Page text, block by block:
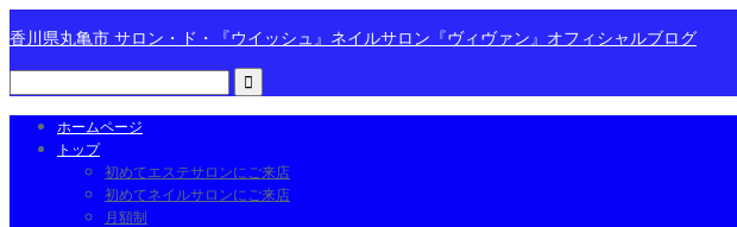
香川県丸亀市 サロン・ド・『ウイッシュ』ネイルサロン『ヴィヴァン』オフィシャルブログ
ホームページ
トップ
初めてエステサロンにご来店
初めてネイルサロンにご来店
月額制